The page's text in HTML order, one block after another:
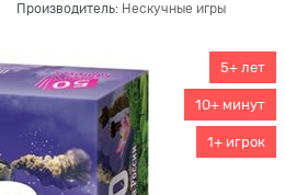
Производитель: Нескучные игры
5+ лет
10+ минут
1+ игрок